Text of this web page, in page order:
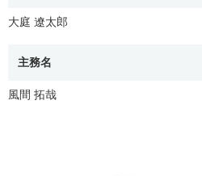
大庭 遼太郎
主務名
風間 拓哉